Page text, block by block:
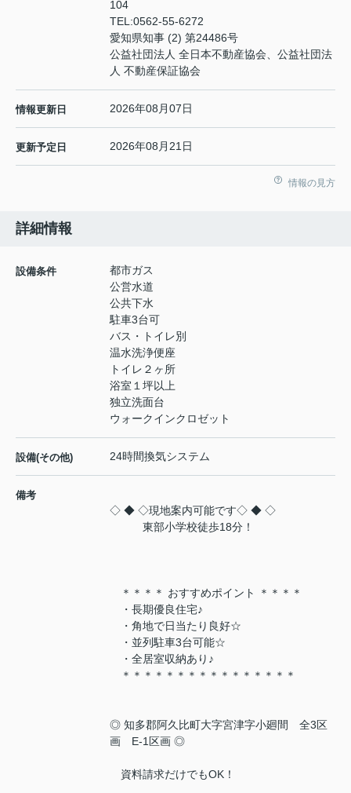
104
TEL:0562-55-6272
愛知県知事 (2) 第24486号
公益社団法人 全日本不動産協会、公益社団法
人 不動産保証協会
情報更新日 2026年08月07日
更新予定日 2026年08月21日
情報の見方
詳細情報
設備条件
都市ガス
公営水道
公共下水
駐車3台可
バス・トイレ別
温水洗浄便座
トイレ２ヶ所
浴室１坪以上
独立洗面台
ウォークインクロゼット
設備(その他) 24時間換気システム
備考
◇ ◆ ◇現地案内可能です◇ ◆ ◇
東部小学校徒歩18分！
＊＊＊＊ おすすめポイント ＊＊＊＊
・長期優良住宅♪
・角地で日当たり良好☆
・並列駐車3台可能☆
・全居室収納あり♪
＊＊＊＊＊＊＊＊＊＊＊＊＊＊＊＊
◎ 知多郡阿久比町大字宮津字小廻間 全3区
画 E-1区画 ◎
資料請求だけでもOK！